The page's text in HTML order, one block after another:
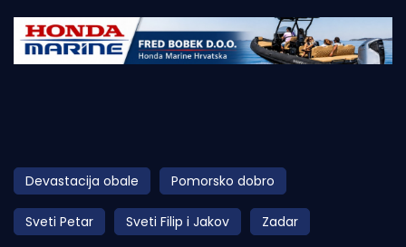
Početna
Obala
Otoci
Turizam i nautika
Devastacija obale Pomorsko dobro
Sveti Petar Sveti Filip i Jakov Zadar